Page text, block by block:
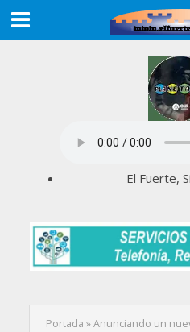
El Fuerte,
Portada »Anunciando un